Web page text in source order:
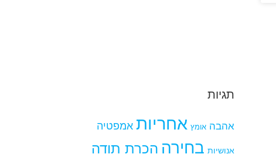
תגיות
אהבה אומץ אחריות אמפטיה
אנושיות בחירה הכרת תודה